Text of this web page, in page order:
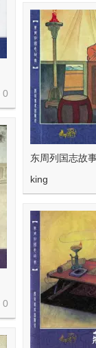
0
东周列国志故
king
0